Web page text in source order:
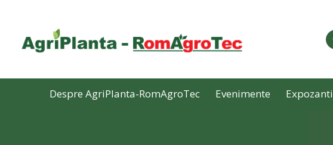
Despre AgriPlanta-RomAgroTec Evenimente Expozanti